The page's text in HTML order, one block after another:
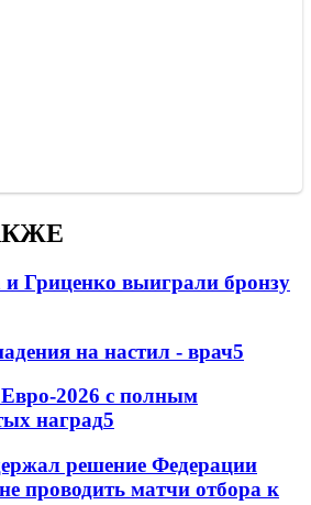
Гриценко выиграли бронзу
на настил - врач5
2026 с полным
наград5
решение Федерации
проводить матчи отбора к